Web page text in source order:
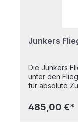
Junkers
Die Junkers
unter den
für absolute
Indizes,
485,00 €*